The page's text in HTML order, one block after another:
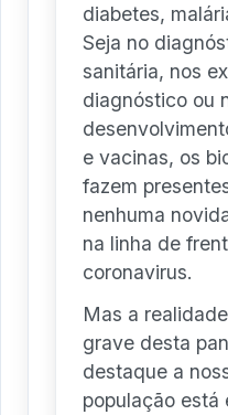
diabetes,
Seja no
sanitária, nos
diagnóstico ou
e vacinas, os
fazem
nenhuma
na linha de
coronavirus.
Mas a
grave desta
destaque a
população está